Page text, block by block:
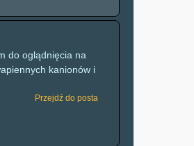
do oglądnięcia na
kanionów i
Przejdź do posta